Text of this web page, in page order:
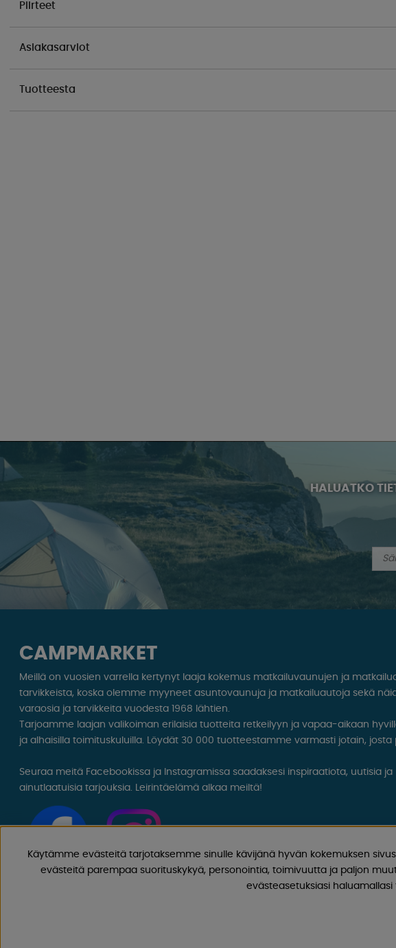
Piirteet
Asiakasarviot
Tuotteesta
HALUATKO
CAMPMARKET
Meillä on vuosien varrella kertynyt laaja kokemus matkailuvaunujen ja
tarvikkeista, koska olemme myyneet asuntovaunuja ja matkailuautoja sekä
varaosia ja tarvikkeita vuodesta 1968 lähtien.
Tarjoamme laajan valikoiman erilaisia ​​tuotteita retkeilyyn ja vapaa-aikaan
ja alhaisilla toimituskuluilla. Löydät 30 000 tuotteestamme varmasti jotain, josta
Seuraa meitä Facebookissa ja Instagramissa saadaksesi inspiraatiota, uutisia ja
ainutlaatuisia tarjouksia. Leirintäelämä alkaa meiltä!
Käytämme evästeitä tarjotaksemme sinulle kävijänä hyvän kokemuksen
evästeitä parempaa suorituskykyä, personointia, toimivuutta ja paljon
evästeasetuksiasi